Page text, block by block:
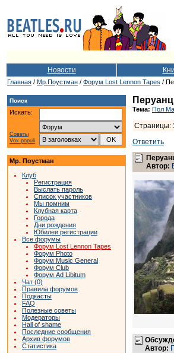
Новости
Главная / Мр.Поустман / Форум Lost Lennon Tapes /
Поиск
Искать:
Советы
Vox populi
Мр. Поустман
Клуб
Регистрация
Выслать пароль
Список участников
Мы помним
Клубная карта
Города
Дни рождения
Юбилеи регистрации
Все форумы
Форум Lost Lennon Tapes
Форум Photo
Форум Music General
Форум Club
Форум Ad Libitum
Чат (0)
Правила форумов
Подкасты
FAQ
Полезные советы
Модераторы
Hall of shame
Последние сообщения
Архив форумов
Статистика
Тема: Пол
Страницы:
Ответить
Автор:
Автор: